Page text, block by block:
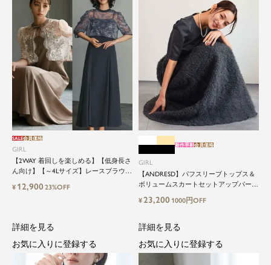
GIRL
【2WAY 着回しを楽しめる】【低身長さ
ん向け】【～4Lサイズ】レースブラウス
ング結婚式ワンピース
SALE会員価格
¥ 12,90023%OFF
GIRL
【ANDRESD】パフスリーブトップス＆
ボリュームスカートセットアップパーテ
新作早割会員価格
¥23,200 1000円OFF
詳細を見る
お気に入りに登録する
詳細を見る
お気に入りに登録する